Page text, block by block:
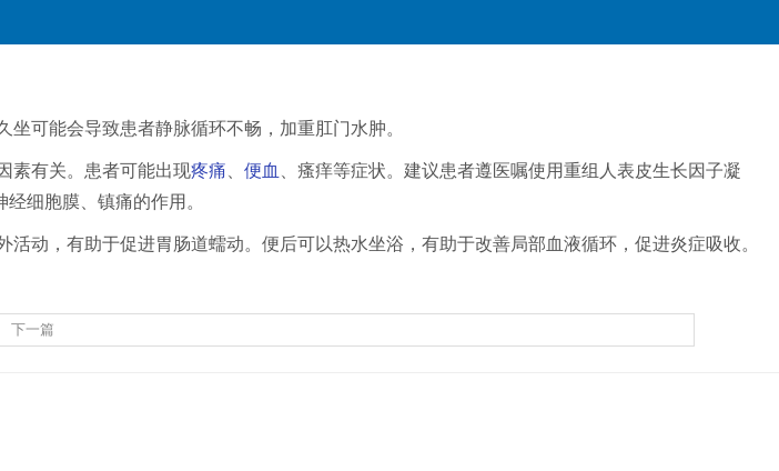
可能会导致患者静脉循环不畅，加重肛门水肿。
素有关。患者可能出现疼痛 便血
、瘙痒等症状。建议患者遵医嘱使用重组人表皮生长因子凝
细胞膜、镇痛的作用。
动，有助于促进胃肠道蠕动。便后可以热水坐浴，有助于改善局部血液循环，促进炎症吸收。
下一篇